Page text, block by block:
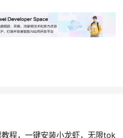
程，一键安装小龙虾，无限tok